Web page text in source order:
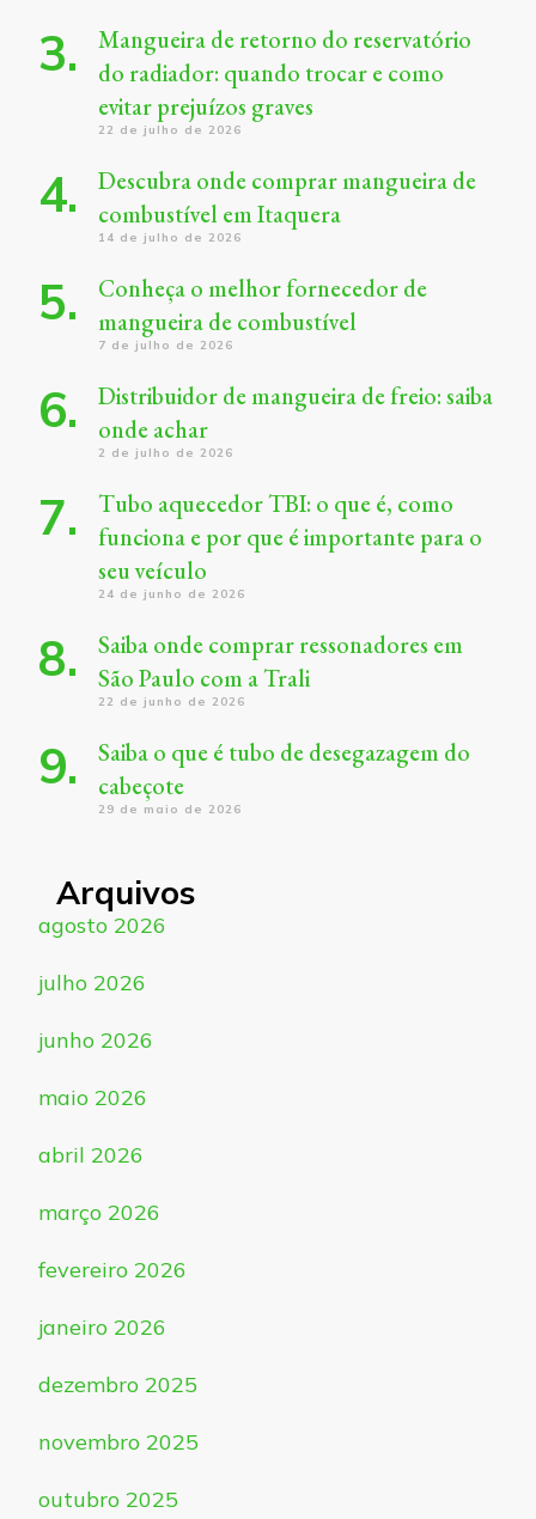
Mangueira de retorno do reservatório
do radiador: quando trocar e como
evitar prejuízos graves
22 de julho de 2026
Descubra onde comprar mangueira de
combustível em Itaquera
14 de julho de 2026
Conheça o melhor fornecedor de
mangueira de combustível
7 de julho de 2026
Distribuidor de mangueira de freio: saiba
onde achar
2 de julho de 2026
Tubo aquecedor TBI: o que é, como
funciona e por que é importante para o
seu veículo
24 de junho de 2026
Saiba onde comprar ressonadores em
São Paulo com a Trali
22 de junho de 2026
Saiba o que é tubo de desegazagem do
cabeçote
29 de maio de 2026
Arquivos
agosto 2026
julho 2026
junho 2026
maio 2026
abril 2026
março 2026
fevereiro 2026
janeiro 2026
dezembro 2025
novembro 2025
outubro 2025